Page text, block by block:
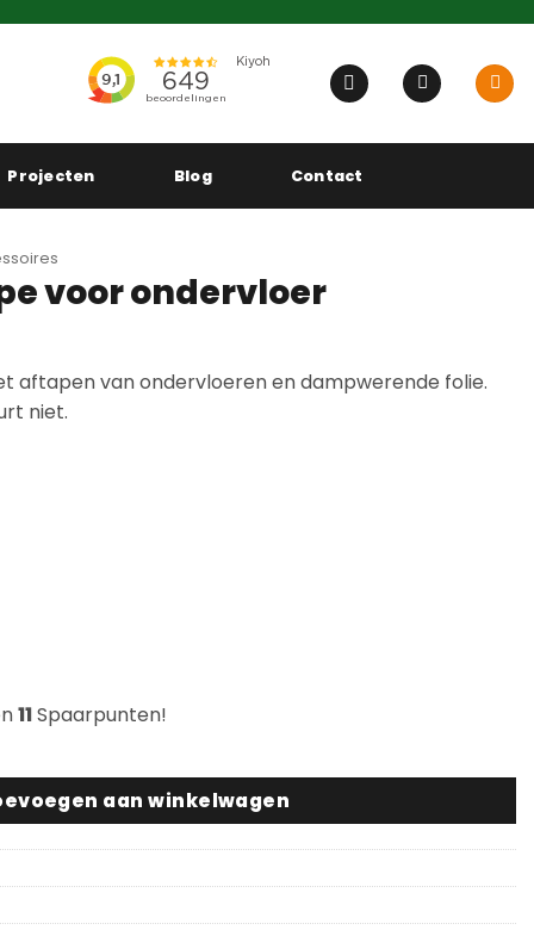
Projecten Blog Contact
voor ondervloer
aftapen van ondervloeren en dampwerende folie.
niet.
11Spaarpunten!
aan winkelwagen